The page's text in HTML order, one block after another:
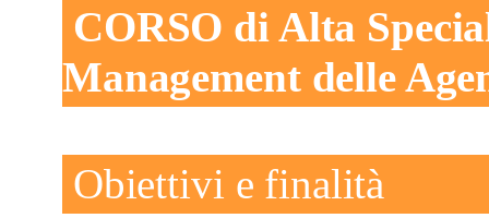
CORSO di Alta
Management delle
Obiettivi e finalità